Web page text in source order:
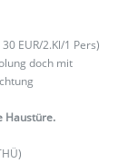
EUR/2.Kl/1 Pers)
doch mit
Haustüre.